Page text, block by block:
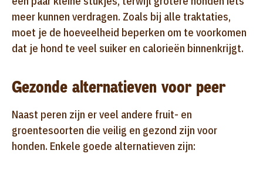
meer kunnen verdragen. Zoals bij alle traktaties,
moet je de hoeveelheid beperken om te voorkomen
dat je hond te veel suiker en calorieën binnenkrijgt.
Gezonde alternatieven voor peer
Naast peren zijn er veel andere fruit- en
groentesoorten die veilig en gezond zijn voor
honden. Enkele goede alternatieven zijn: